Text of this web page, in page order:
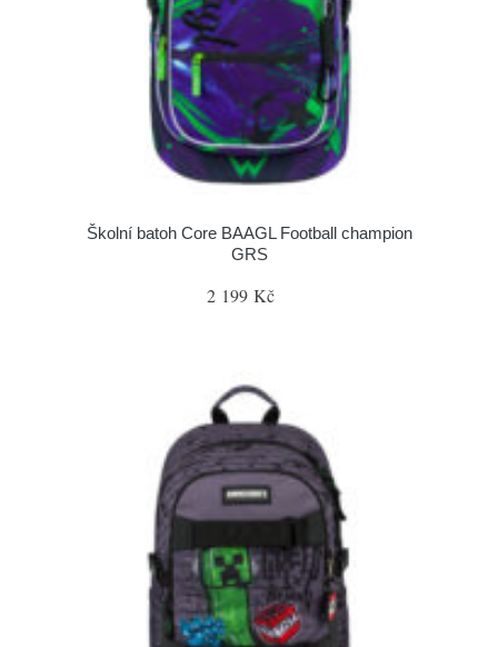
Školní batoh Core BAAGL Football champion
GRS
2 199 Kč